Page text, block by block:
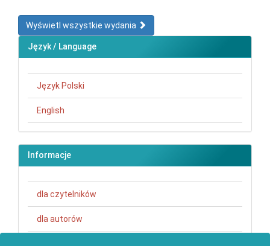
Wyświetl wszystkie wydania
Język / Language
Język Polski
English
Informacje
dla czytelników
dla autorów